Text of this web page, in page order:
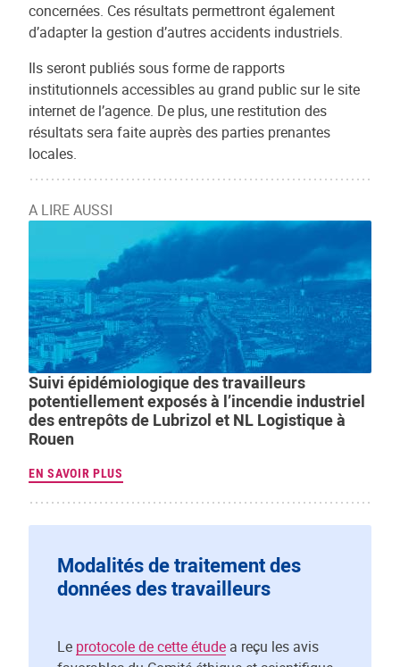
concernées. Ces résultats permettront également
d’adapter la gestion d’autres accidents industriels.
Ils seront publiés sous forme de rapports
institutionnels accessibles au grand public sur le site
internet de l’agence. De plus, une restitution des
résultats sera faite auprès des parties prenantes
locales.
A LIRE AUSSI
Suivi épidémiologique des travailleurs
potentiellement exposés à l’incendie industriel
des entrepôts de Lubrizol et NL Logistique à
Rouen
EN SAVOIR PLUS
Modalités de traitement des
données des travailleurs
Le protocole de cette étude a reçu les avis